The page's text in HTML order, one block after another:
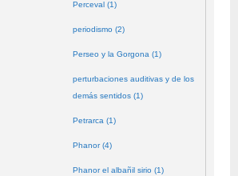
Perceval (1)
periodismo (2)
Perseo y la Gorgona (1)
perturbaciones auditivas y de los
demás sentidos (1)
Petrarca (1)
Phanor (4)
Phanor el albañil sirio (1)